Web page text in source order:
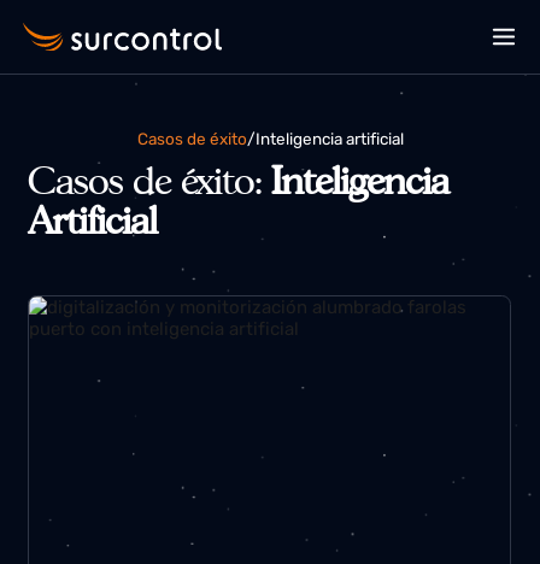
Casos de éxito/ inteligencia artificial
Casos de éxito:Inteligencia
Artificial